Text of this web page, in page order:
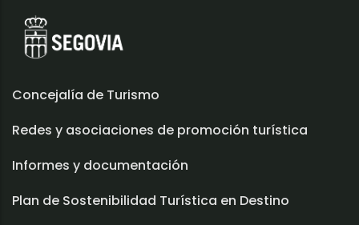
Concejalía de Turismo
Redes y asociaciones de promoción turística
Informes y documentación
Plan de Sostenibilidad Turística en Destino